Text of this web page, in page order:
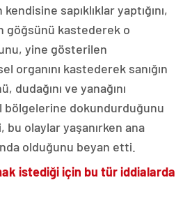
sapıklıklar yaptığını,
göğsünü kastederek o
yine gösterilen
organını kastederek sanığın
ve yanağını
bölgelerine dokundurduğunu
olaylar yaşanırken ana
olduğunu beyan etti.
istediği için bu tür iddialarda